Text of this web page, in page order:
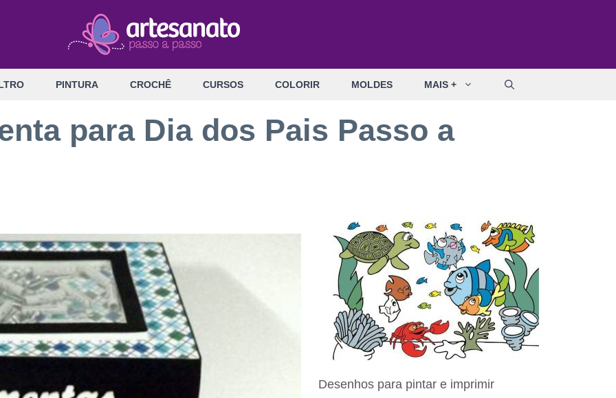
PINTURA CROCHÊ CURSOS COLORIR MOLDES MAIS +
para Dia dos Pais Passo a
Desenhos para pintar e imprimir